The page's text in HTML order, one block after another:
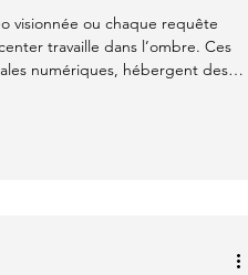
visionnée ou chaque requête
travaille dans l’ombre. Ces
numériques, hébergent des